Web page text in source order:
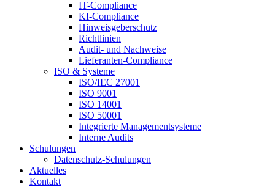
IT-Compliance
KI-Compliance
Hinweisgeberschutz
Richtlinien
Audit- und Nachweise
Lieferanten-Compliance
ISO & Systeme
ISO/IEC 27001
ISO 9001
ISO 14001
ISO 50001
Integrierte Managementsysteme
Interne Audits
Schulungen
Datenschutz-Schulungen
Aktuelles
Kontakt